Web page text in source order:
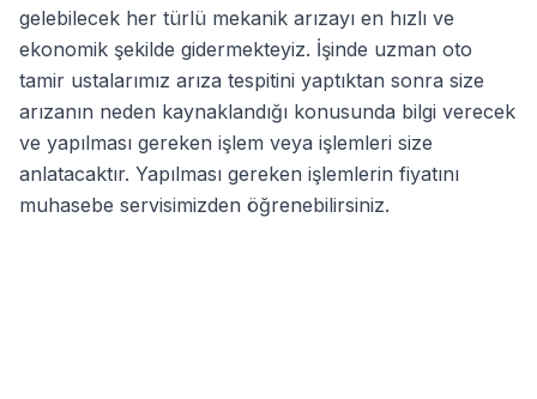
gelebilecek her türlü mekanik arızayı en hızlı ve
ekonomik şekilde gidermekteyiz. İşinde uzman oto
tamir ustalarımız arıza tespitini yaptıktan sonra size
arızanın neden kaynaklandığı konusunda bilgi verecek
ve yapılması gereken işlem veya işlemleri size
anlatacaktır. Yapılması gereken işlemlerin fiyatını
muhasebe servisimizden öğrenebilirsiniz.